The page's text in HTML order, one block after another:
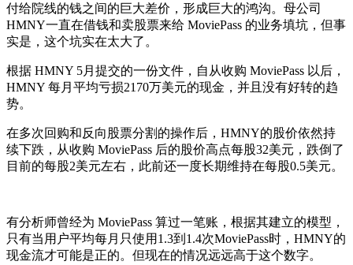
付给院线的钱之间的巨大差价，形成巨大的鸿沟。母公司
HMNY一直在借钱和卖股票来给 MoviePass 的业务填坑，但事
实是，这个坑实在太大了。
根据 HMNY 5月提交的一份文件，自从收购 MoviePass 以后，
HMNY 每月平均亏损2170万美元的现金，并且没有好转的趋
势。
在多次回购和反向股票分割的操作后，HMNY的股价依然持
续下跌，从收购 MoviePass 后的股价高点每股32美元，跌倒了
目前的每股2美元左右，此前还一度长期维持在每股0.5美元。
有分析师曾经为 MoviePass 算过一笔账，根据其建立的模型，
只有当用户平均每月只使用1.3到1.4次MoviePass时，HMNY的
现金流才可能是正的。但现在的情况远远高于这个数字。